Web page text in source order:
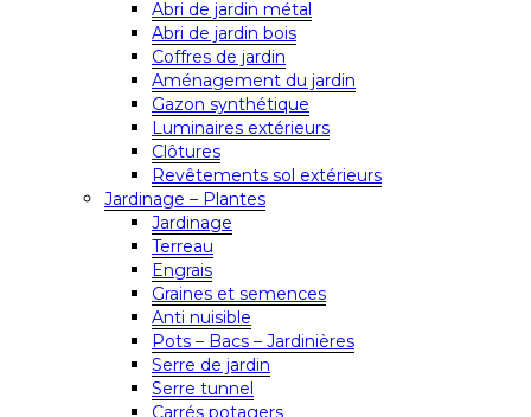
Abri de jardin métal
Abri de jardin bois
Coffres de jardin
Aménagement du jardin
Gazon synthétique
Luminaires extérieurs
Clôtures
Revêtements sol extérieurs
Jardinage – Plantes
Jardinage
Terreau
Engrais
Graines et semences
Anti nuisible
Pots – Bacs – Jardinières
Serre de jardin
Serre tunnel
Carrés potagers